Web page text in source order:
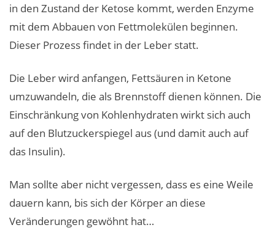
in den Zustand der Ketose kommt, werden Enzyme
mit dem Abbauen von Fettmolekülen beginnen.
Dieser Prozess findet in der Leber statt.
Die Leber wird anfangen, Fettsäuren in Ketone
umzuwandeln, die als Brennstoff dienen können. Die
Einschränkung von Kohlenhydraten wirkt sich auch
auf den Blutzuckerspiegel aus (und damit auch auf
das Insulin).
Man sollte aber nicht vergessen, dass es eine Weile
dauern kann, bis sich der Körper an diese
Veränderungen gewöhnt hat…